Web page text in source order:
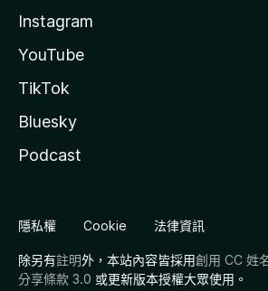
Instagram
YouTube
TikTok
Bluesky
Podcast
隱私權 Cookie 法律資訊
除另有註明外，本站內容皆採用創用 CC 姓
分享條款 3.0 或更新版本授權大眾使用。